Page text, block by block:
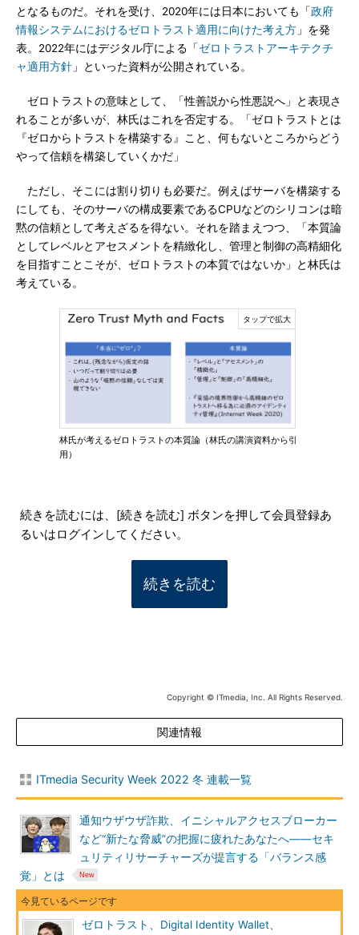
となるものだ。それを受け、2020年には日本においても「政府
情報システムにおけるゼロトラスト適用に向けた考え方 」を発
表。2022年にはデジタル庁による「ゼロトラストアーキテクチ
ャ適用方針 」といった資料が公開されている。
ゼロトラストの意味として、「性善説から性悪説へ」と表現さ
れることが多いが、林氏はこれを否定する。「ゼロトラストとは
『ゼロからトラストを構築する』こと、何もないところからどう
やって信頼を構築していくかだ」
ただし、そこには割り切りも必要だ。例えばサーバを構築する
にしても、そのサーバの構成要素であるCPUなどのシリコンは暗
黙の信頼として考えざるを得ない。それを踏まえつつ、「本質論
としてレベルとアセスメントを精緻化し、管理と制御の高精細化
を目指すことこそが、ゼロトラストの本質ではないか」と林氏は
考えている。
林氏が考えるゼロトラストの本質論（林氏の講演資料から引
用）
続きを読むには、[続きを読む] ボタンを押して会員登録あ
るいはログインしてください。
続きを読む
Copyright © ITmedia, Inc. All Rights Reserved.
関連情報
ITmedia Security Week 2022 冬 連載一覧
通知ウザウザ詐欺、イニシャルアクセスブローカー
など“新たな脅威”の把握に疲れたあなたへ――セキ
ュリティリサーチャーズが提言する「バランス感
覚」とは
ゼロトラスト、Digital Identity Wallet、